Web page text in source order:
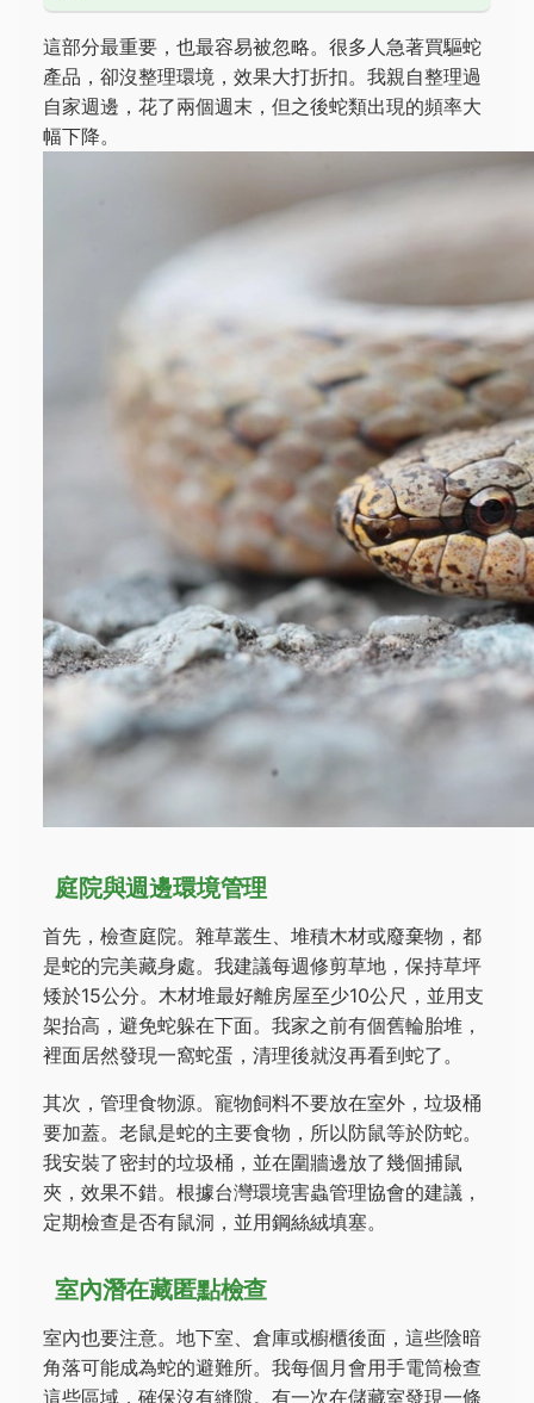
這部分最重要，也最容易被忽略。很多人急著買驅蛇
產品，卻沒整理環境，效果大打折扣。我親自整理過
自家週邊，花了兩個週末，但之後蛇類出現的頻率大
幅下降。
庭院與週邊環境管理
首先，檢查庭院。雜草叢生、堆積木材或廢棄物，都
是蛇的完美藏身處。我建議每週修剪草地，保持草坪
矮於15公分。木材堆最好離房屋至少10公尺，並用支
架抬高，避免蛇躲在下面。我家之前有個舊輪胎堆，
裡面居然發現一窩蛇蛋，清理後就沒再看到蛇了。
其次，管理食物源。寵物飼料不要放在室外，垃圾桶
要加蓋。老鼠是蛇的主要食物，所以防鼠等於防蛇。
我安裝了密封的垃圾桶，並在圍牆邊放了幾個捕鼠
夾，效果不錯。根據台灣環境害蟲管理協會的建議，
定期檢查是否有鼠洞，並用鋼絲絨填塞。
室內潛在藏匿點檢查
室內也要注意。地下室、倉庫或櫥櫃後面，這些陰暗
角落可能成為蛇的避難所。我每個月會用手電筒檢查
這些區域，確保沒有縫隙。有一次在儲藏室發現一條